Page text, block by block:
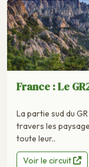
France : Le
La partie sud du
travers les
toute leur..
Voir le circuit